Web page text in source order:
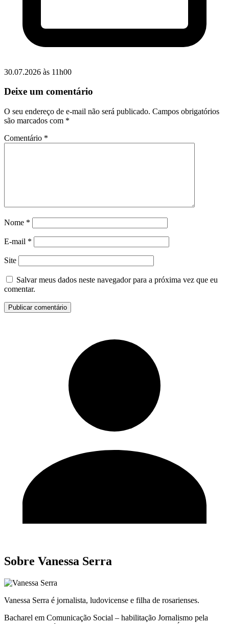
30.07.2026 às 11h00
Deixe um comentário
O seu endereço de e-mail não será publicado. Campos obrigatórios
são marcados com *
Comentário *
Nome *
E-mail *
Site
Salvar meus dados neste navegador para a próxima vez que eu
comentar.
Sobre Vanessa Serra
Vanessa Serra é jornalista, ludovicense e filha de rosarienses.
Bacharel em Comunicação Social – habilitação Jornalismo pela